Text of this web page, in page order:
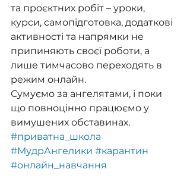
та проєктних робіт – уроки,
курси, самопідготовка, додаткові
активності та напрямки не
припиняють своєї роботи, а
лише тимчасово переходять в
режим онлайн.
Сумуємо за ангелятами, і поки
що повноцінно працюємо у
вимушених обставинах.
#приватна_школа
#МудрАнгелики #карантин
#онлайн_навчання